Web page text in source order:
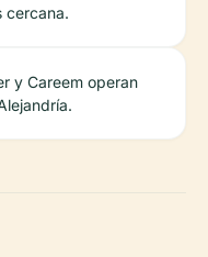
cercana.
y Careem operan